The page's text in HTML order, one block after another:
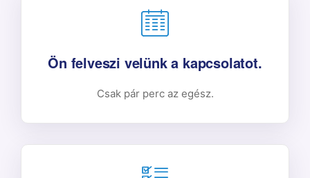
Ön felveszi velünk a kapcsolatot.
Csak pár perc az egész.